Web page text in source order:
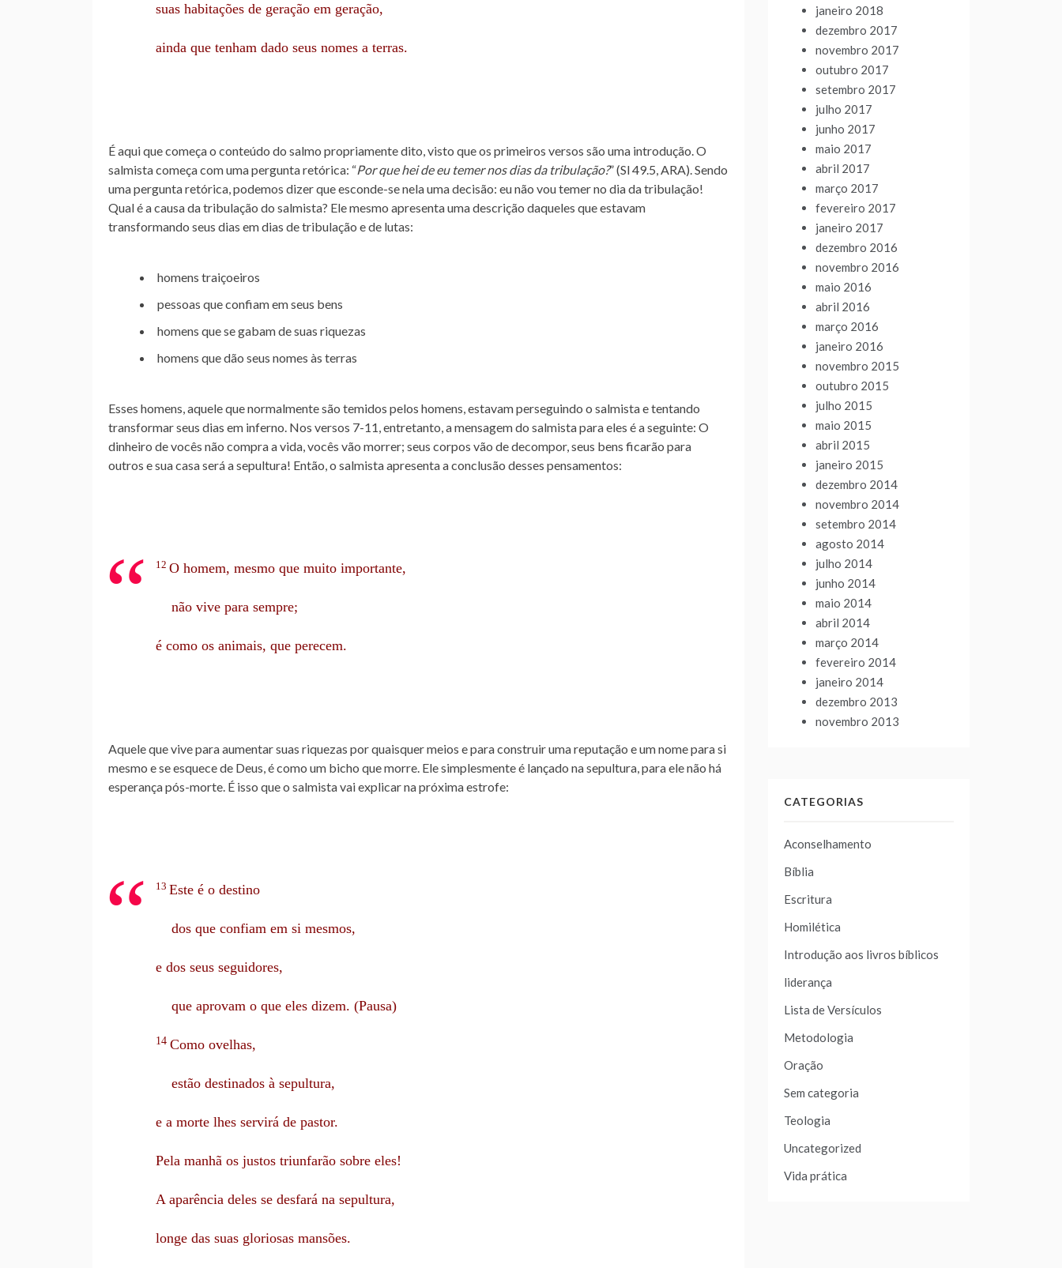
suas habitações de geração em geração,
ainda que tenham dado seus nomes a terras.
É aqui que começa o conteúdo do salmo propriamente dito, visto que os primeiros versos são uma introdução. O
salmista começa com uma pergunta retórica: “Por que hei de eu temer nos dias da tribulação?” (Sl 49.5, ARA). Sendo
uma pergunta retórica, podemos dizer que esconde-se nela uma decisão: eu não vou temer no dia da tribulação!
Qual é a causa da tribulação do salmista? Ele mesmo apresenta uma descrição daqueles que estavam
transformando seus dias em dias de tribulação e de lutas:
homens traiçoeiros
pessoas que confiam em seus bens
homens que se gabam de suas riquezas
homens que dão seus nomes às terras
Esses homens, aquele que normalmente são temidos pelos homens, estavam perseguindo o salmista e tentando
transformar seus dias em inferno. Nos versos 7-11, entretanto, a mensagem do salmista para eles é a seguinte: O
dinheiro de vocês não compra a vida, vocês vão morrer; seus corpos vão de decompor, seus bens ficarão para
outros e sua casa será a sepultura! Então, o salmista apresenta a conclusão desses pensamentos:
12 O homem, mesmo que muito importante,
não vive para sempre;
é como os animais, que perecem.
Aquele que vive para aumentar suas riquezas por quaisquer meios e para construir uma reputação e um nome para si
mesmo e se esquece de Deus, é como um bicho que morre. Ele simplesmente é lançado na sepultura, para ele não há
esperança pós-morte. É isso que o salmista vai explicar na próxima estrofe:
13 Este é o destino
dos que confiam em si mesmos,
e dos seus seguidores,
que aprovam o que eles dizem. (Pausa)
14 Como ovelhas,
estão destinados à sepultura,
e a morte lhes servirá de pastor.
Pela manhã os justos triunfarão sobre eles!
A aparência deles se desfará na sepultura,
longe das suas gloriosas mansões.
janeiro 2018
dezembro 2017
novembro 2017
outubro 2017
setembro 2017
julho 2017
junho 2017
maio 2017
abril 2017
março 2017
fevereiro 2017
janeiro 2017
dezembro 2016
novembro 2016
maio 2016
abril 2016
março 2016
janeiro 2016
novembro 2015
outubro 2015
julho 2015
maio 2015
abril 2015
janeiro 2015
dezembro 2014
novembro 2014
setembro 2014
agosto 2014
julho 2014
junho 2014
maio 2014
abril 2014
março 2014
fevereiro 2014
janeiro 2014
dezembro 2013
novembro 2013
CATEGORIAS
Aconselhamento
Bíblia
Escritura
Homilética
Introdução aos livros bíblicos
liderança
Lista de Versículos
Metodologia
Oração
Sem categoria
Teologia
Uncategorized
Vida prática